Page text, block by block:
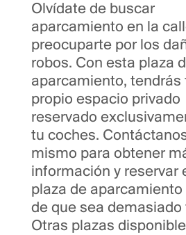
Olvídate de buscar
aparcamiento en la
preocuparte por los
robos. Con esta plaza
aparcamiento, tendrás
propio espacio privado
reservado
tu coches.
mismo para obtener
información y reservar
plaza de aparcamiento
de que sea demasiado
Otras plazas